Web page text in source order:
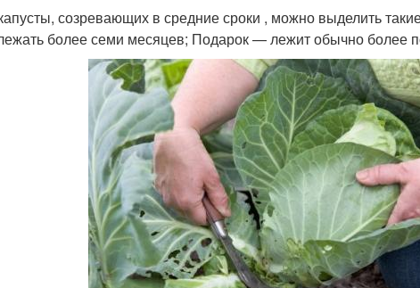
созревающих в средние сроки , можно выделить
более семи месяцев; Подарок — лежит обычно более